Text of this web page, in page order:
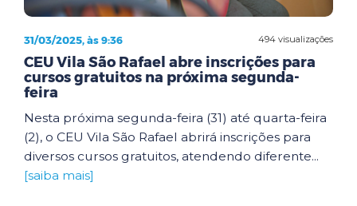
494 visualizações
31/03/2025, às 9:36
CEU Vila São Rafael abre inscrições para
cursos gratuitos na próxima segunda-
feira
Nesta próxima segunda-feira (31) até quarta-feira
(2), o CEU Vila São Rafael abrirá inscrições para
diversos cursos gratuitos, atendendo diferente...
[saiba mais]